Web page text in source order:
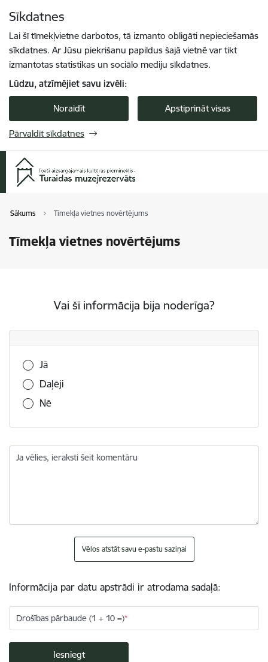
Sīkdatnes
Lai šī tīmekļvietne darbotos, tā izmanto obligāti nepieciešamās
sīkdatnes. Ar Jūsu piekrišanu papildus šajā vietnē var tikt
izmantotas statistikas un sociālo mediju sīkdatnes.
Lūdzu, atzīmējiet savu izvēli:
Noraidīt Apstiprināt visas
Pārvaldīt sīkdatnes
Sākums Tīmekļa vietnes novērtējums
Tīmekļa vietnes novērtējums
Vai šī informācija bija noderīga?
Vai šī informācija bija noderīga?
Jā
Daļēji
Nē
Ja vēlies, ieraksti šeit komentāru
Vēlos atstāt savu e-pastu saziņai
Informācija par datu apstrādi ir atrodama sadaļā:
Drošības pārbaude (1 + 10 =)